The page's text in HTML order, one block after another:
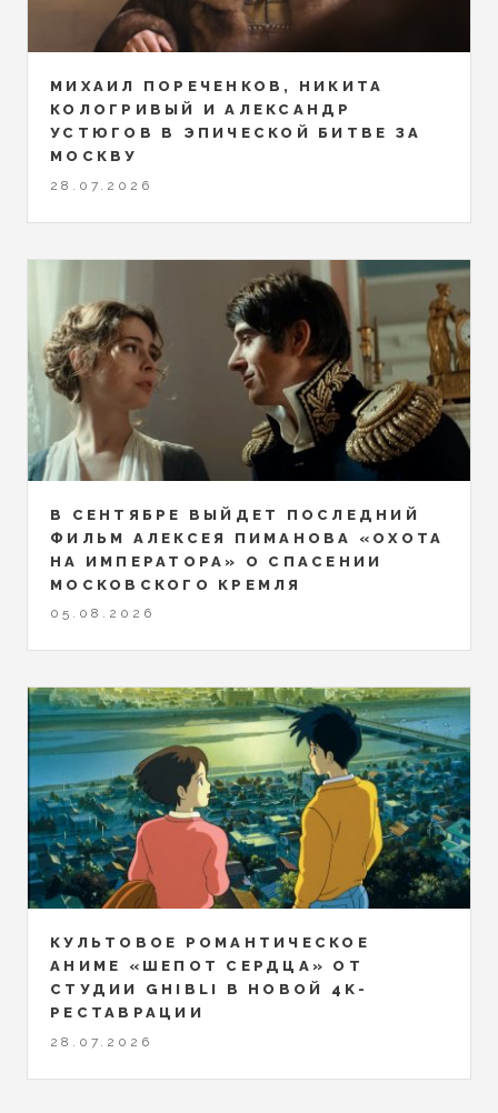
МИХАИЛ ПОРЕЧЕНКОВ, НИКИТА
КОЛОГРИВЫЙ И АЛЕКСАНДР
УСТЮГОВ В ЭПИЧЕСКОЙ БИТВЕ ЗА
МОСКВУ
28.07.2026
В СЕНТЯБРЕ ВЫЙДЕТ ПОСЛЕДНИЙ
ФИЛЬМ АЛЕКСЕЯ ПИМАНОВА «ОХОТА
НА ИМПЕРАТОРА» О СПАСЕНИИ
МОСКОВСКОГО КРЕМЛЯ
05.08.2026
КУЛЬТОВОЕ РОМАНТИЧЕСКОЕ
АНИМЕ «ШЕПОТ СЕРДЦА» ОТ
СТУДИИ GHIBLI В НОВОЙ 4K-
РЕСТАВРАЦИИ
28.07.2026